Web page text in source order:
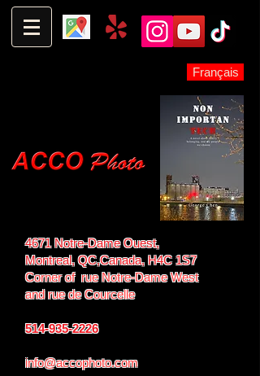
Français
4671 Notre-Dame Ouest,
Montreal, QC,Canada, H4C 1S7
Corner of rue Notre-Dame West
andrue de Courcelle
514-935-2226
info@accophoto.com